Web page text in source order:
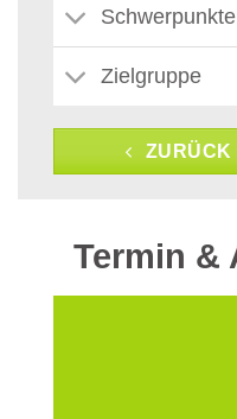
Schwerpunkte
Zielgruppe
ZURÜCK
Termin &